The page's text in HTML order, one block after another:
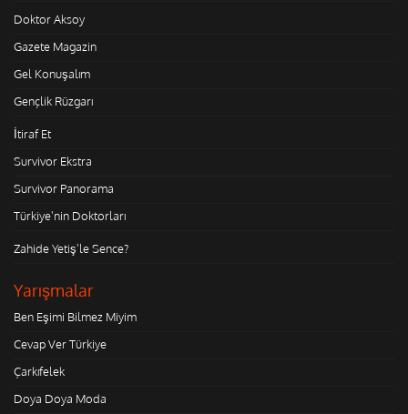
Doktor Aksoy
Gazete Magazin
Gel Konuşalım
Gençlik Rüzgarı
İtiraf Et
Survivor Ekstra
Survivor Panorama
Türkiye'nin Doktorları
Zahide Yetiş'le Sence?
Yarışmalar
Ben Eşimi Bilmez Miyim
Cevap Ver Türkiye
Çarkıfelek
Doya Doya Moda